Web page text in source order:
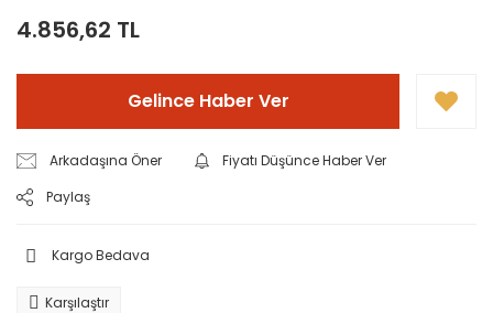
4.856,62 TL
Gelince Haber Ver
Arkadaşına Öner
Fiyatı Düşünce Haber Ver
Paylaş
Kargo Bedava
Karşılaştır